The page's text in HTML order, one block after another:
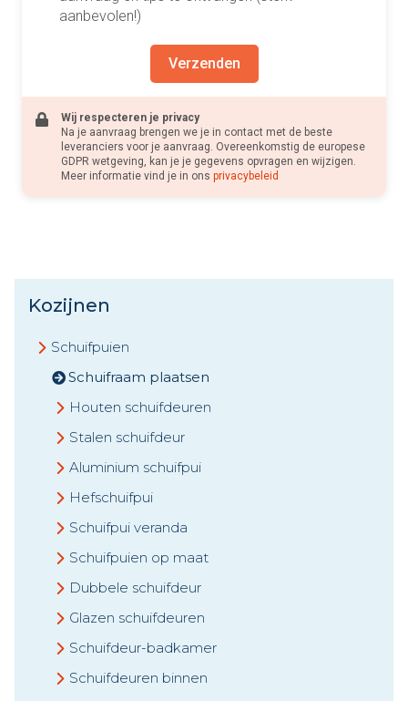
aanbevolen!)
Verzenden
Wij respecteren je privacy
Na je aanvraag brengen we je in contact met de beste
leveranciers voor je aanvraag. Overeenkomstig de europese
GDPR wetgeving, kan je je gegevens opvragen en wijzigen.
Meer informatie vind je in ons privacybeleid
Kozijnen
Schuifpuien
Schuifraam plaatsen
Houten schuifdeuren
Stalen schuifdeur
Aluminium schuifpui
Hefschuifpui
Schuifpui veranda
Schuifpuien op maat
Dubbele schuifdeur
Glazen schuifdeuren
Schuifdeur-badkamer
Schuifdeuren binnen